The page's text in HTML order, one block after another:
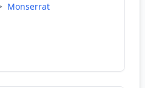
Monserrat